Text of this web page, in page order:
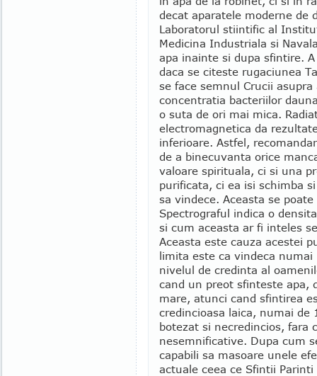
decat aparatele moderne de
Laboratorul stiintific al
Medicina Industriala si
apa inainte si dupa sfintire.
daca se citeste rugaciunea
se face semnul Crucii
concentratia bacteriilor
o suta de ori mai mica.
electromagnetica da
inferioare. Astfel,
de a binecuvanta orice
valoare spirituala, ci si una
purificata, ci ea isi schimba
sa vindece. Aceasta se
Spectrograful indica o
si cum aceasta ar fi inteles
Aceasta este cauza acestei
limita este ca vindeca
nivelul de credinta al
cand un preot sfinteste apa,
mare, atunci cand sfintirea
credincioasa laica, numai
botezat si necredincios, fara
nesemnificative. Dupa cum
capabili sa masoare unele
actuale ceea ce Sfintii